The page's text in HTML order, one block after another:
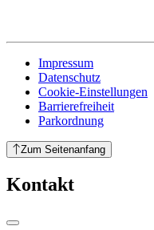
Impressum
Datenschutz
Cookie-Einstellungen
Barrierefreiheit
Parkordnung
Zum Seitenanfang
Kontakt